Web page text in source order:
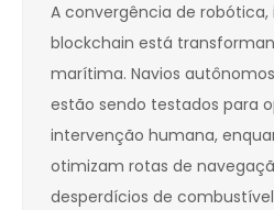
A convergência de
blockchain está
marítima. Navios
estão sendo testados para
intervenção humana,
otimizam rotas de
desperdícios de